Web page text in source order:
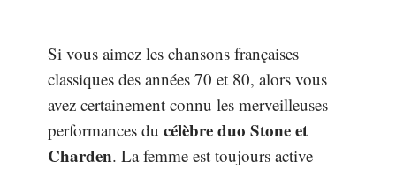
Si vous aimez les chansons françaises
classiques des années 70 et 80, alors vous
avez certainement connu les merveilleuses
performances du célèbre duo Stone et
Charden. La femme est toujours active